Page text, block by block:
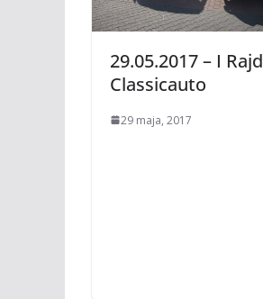
29.05.2017 – I Rajd
Classicauto
29 maja, 2017